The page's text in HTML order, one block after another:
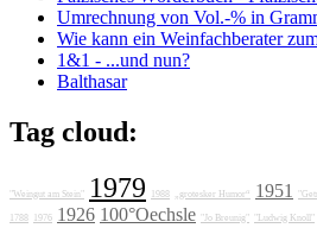
Umrechnung von Vol.-% in
Wie kann ein Weinfachberater
1&1 - ...und nun?
Balthasar
Tag cloud:
"Weingut am Stein" 1979 1988 „grotesker Humor“ 1951
1788 1976 1926 100°Oechsle "Jo Breunig" "Ludwig Knoll"